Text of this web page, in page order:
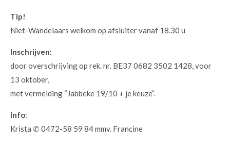
Tip!
Niet-Wandelaars welkom op afsluiter vanaf 18.30 u
Inschrijven:
door overschrijving op rek. nr. BE37 0682 3502 1428, voor
13 oktober,
met vermelding “Jabbeke 19/10 + je keuze”.
Info:
Krista ✆ 0472-58 59 84 mmv. Francine